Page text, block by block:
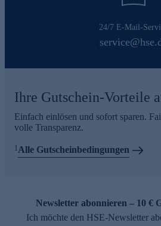
24/7 E-Mail-
Ihre Gutschein-Vorteile
Einfach einlösen und sofort sparen.
volle Transparenz.
1 Alle Gutscheinbedingungen
Newsletter abonnieren – 10 €
Ich möchte den HSE-Newsletter